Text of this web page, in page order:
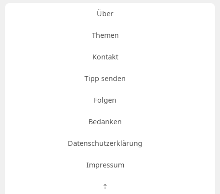
Über
Themen
Kontakt
Tipp senden
Folgen
Bedanken
Datenschutzerklärung
Impressum
⇡